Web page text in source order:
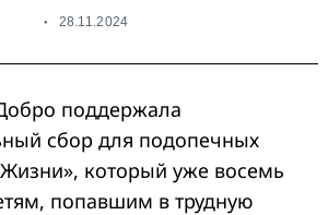
28.11.2024
поддержала
сбор для подопечных
который уже восемь
попавшим в трудную